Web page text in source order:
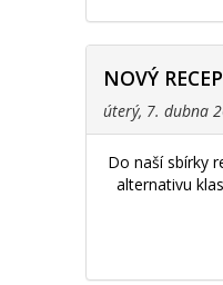
NOVÝ
úterý, 7. dubna
Do naší sbírky
alternativu